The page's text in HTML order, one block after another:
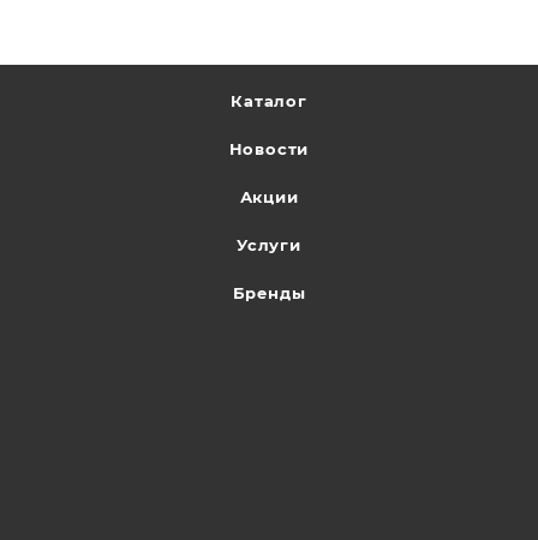
Каталог
Новости
Акции
Услуги
Бренды